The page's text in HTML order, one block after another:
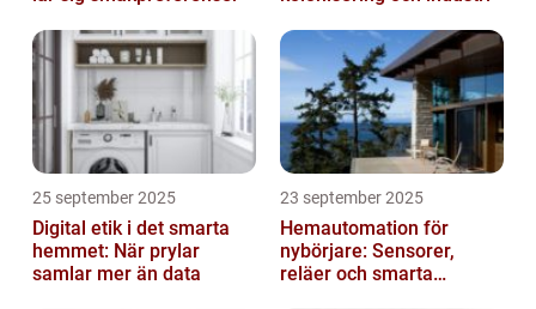
25 september 2025
Digital etik i det smarta
hemmet: När prylar
samlar mer än data
23 september 2025
Hemautomation för
nybörjare: Sensorer,
reläer och smarta